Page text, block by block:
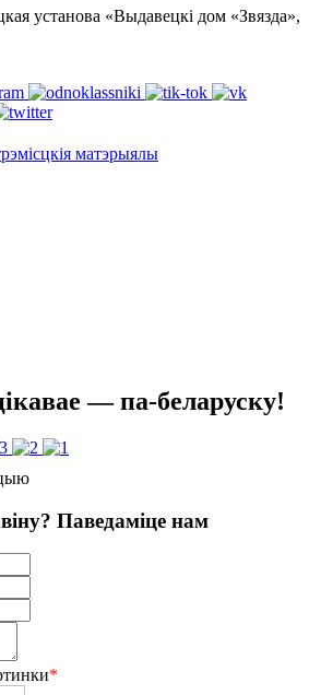
установа «Выдавецкі дом «Звязда»,
матэрыялы
— па-беларуску!
Паведаміце нам
*